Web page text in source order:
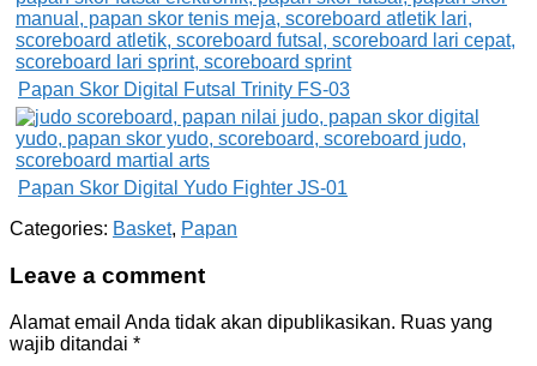
Papan Skor Digital Futsal Trinity FS-03
Papan Skor Digital Yudo Fighter JS-01
Categories: Basket, Papan
Leave a comment
Alamat email Anda tidak akan dipublikasikan. Ruas yang
wajib ditandai *